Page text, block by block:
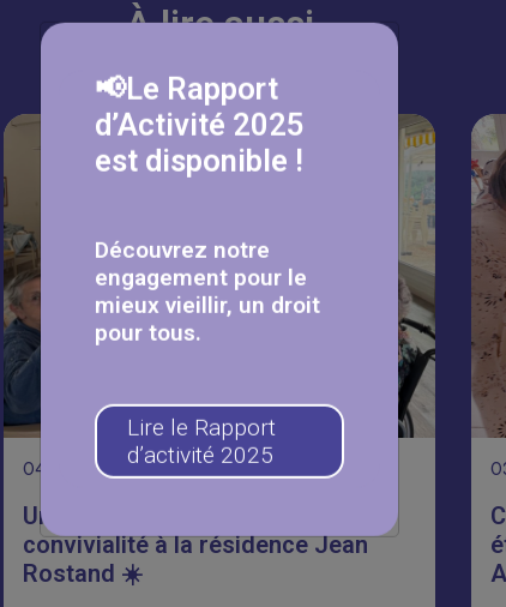
À lire aussi
04
Un été placé sous le signe de la
convivialité à la résidence Jean
Rostand ☀️
📢Le Rapport
d’Activité 2025
est disponible !
Découvrez notre
engagement pour le
mieux vieillir, un droit
pour tous.
Lire le Rapport
d’activité 2025